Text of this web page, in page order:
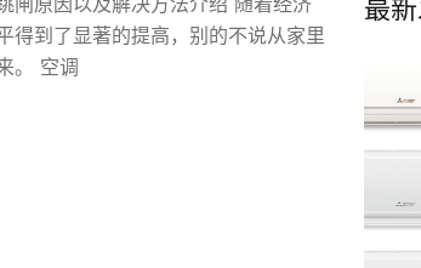
得到了显著的提高，别的不说从家里
。 空调
最